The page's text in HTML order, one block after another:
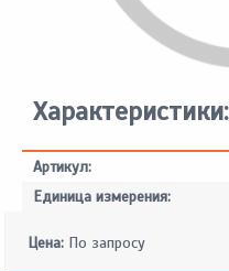
Характеристики:
Артикул:
Единица измерения:
Цена: По запросу